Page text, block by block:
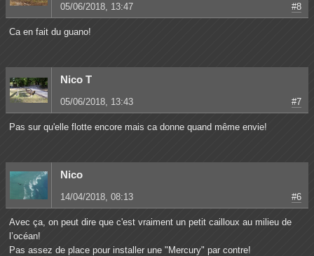
05/06/2018, 13:47 #8
Ca en fait du guano!
Nico T
05/06/2018, 13:43 #7
Pas sur qu'elle flotte encore mais ca donne quand même envie!
Nico
14/04/2018, 08:13 #6
Avec ça, on peut dire que c'est vraiment un petit cailloux au milieu de
l’océan!
Pas assez de place pour installer une "Mercury" par contre!